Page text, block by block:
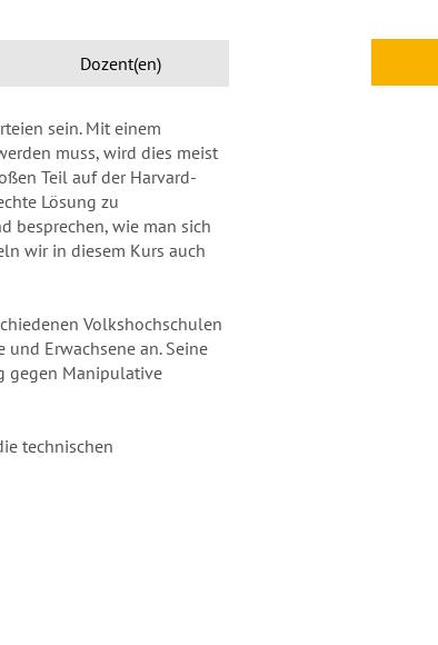
Dozent(en)
sein. Mit einem
muss, wird dies meist
Teil auf der Harvard-
Lösung zu
besprechen, wie man sich
wir in diesem Kurs auch
Volkshochschulen
Erwachsene an. Seine
gegen Manipulative
technischen